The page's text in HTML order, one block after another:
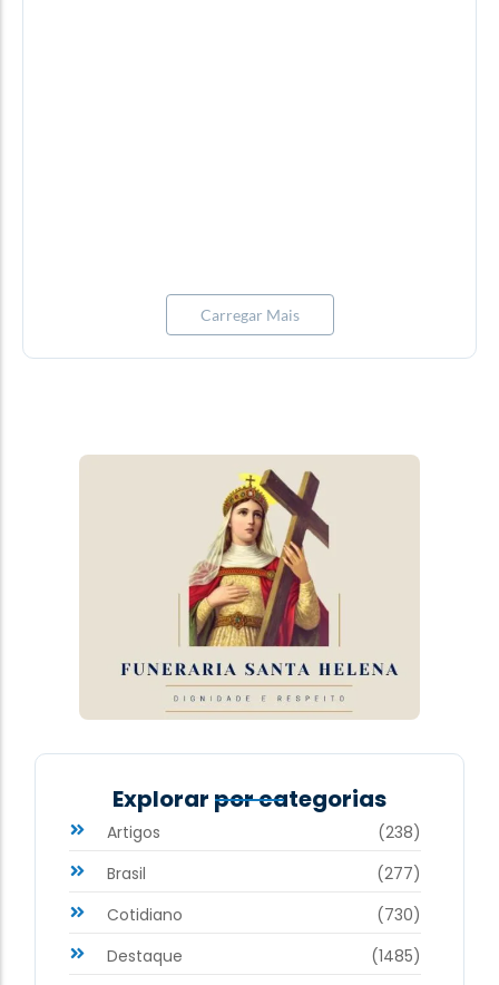
Carregar Mais
Explorar por categorias
Artigos
(238)
Brasil
(277)
Cotidiano
(730)
Destaque
(1485)